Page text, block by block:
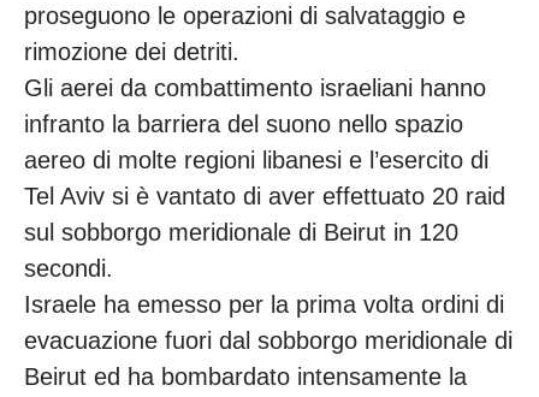
proseguono le operazioni di salvataggio e
rimozione dei detriti.
Gli aerei da combattimento israeliani hanno
infranto la barriera del suono nello spazio
aereo di molte regioni libanesi e l’esercito di
Tel Aviv si è vantato di aver effettuato 20 raid
sul sobborgo meridionale di Beirut in 120
secondi.
Israele ha emesso per la prima volta ordini di
evacuazione fuori dal sobborgo meridionale di
Beirut ed ha bombardato intensamente la